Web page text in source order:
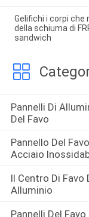
Gelifichi i corpi che
della schiuma di
sandwich
Pannelli Di
Del Favo
Pannello Del
Acciaio
Il Centro Di Favo
Alluminio
Pannelli Del Favo